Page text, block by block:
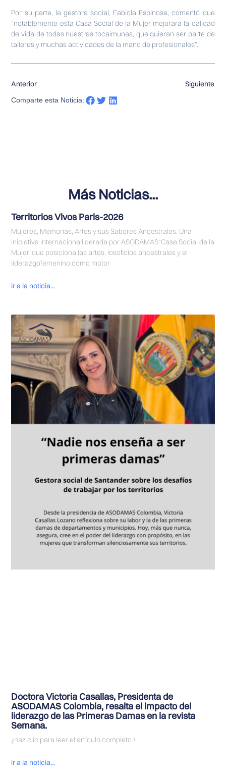
Por su parte, la gestora social, Fabiola Espinosa, comentó que
“notablemente esta Casa Social de la Mujer mejorará la calidad
de vida de todas nuestras tocaimunas, que quieran ser parte de
talleres y muchas actividades de la mano de profesionales”.
Anterior Siguiente
Comparte esta Noticia:
Más Noticias...
Territorios Vivos Paris-2026
Mujeres, Memorias, Artes y sus Saberes Ancestrales. Una
iniciativa internacionalliderada por ASODAMAS“Casa Social de la
Mujer”que posiciona las artes, losoficios ancestrales y el
liderazgofemenino como motor
ir a la noticia...
Doctora Victoria Casallas, Presidenta de
ASODAMAS Colombia, resalta el impacto del
liderazgo de las Primeras Damas en la revista
Semana.
¡Haz clic para leer el artículo completo !
ir a la noticia...